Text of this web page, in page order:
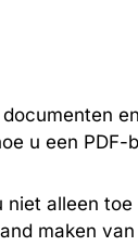
u een PDF-
niet alleen
maken